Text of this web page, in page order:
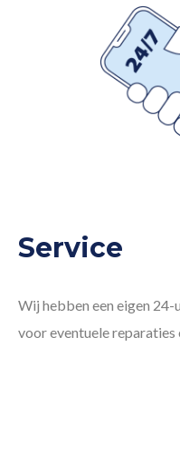
Service
Wij hebben een eigen
voor eventuele reparaties